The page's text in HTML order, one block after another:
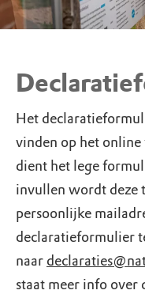
Het
vinden op het
dient het lege
invullen wordt deze
persoonlijke
declaratieformulier
naar
staat meer info over